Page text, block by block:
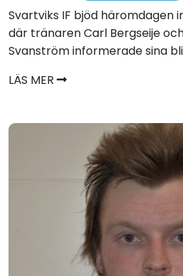
Svartviks IF bjöd
där tränaren Carl Bergseije
Svanström informerade sina
LÄS MER